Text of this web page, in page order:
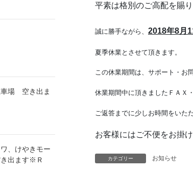
平素は格別のご高配を賜
誠に勝手ながら、 2018年8月
夏季休業とさせて頂きます。
この休業期間は、サポート・お
休業期間中に頂きましたＦＡＸ
ご返答までに少しお時間をいた
お客様にはご不便をお掛
カテゴリー お知らせ
場 空き出ま
、けやきモー
出ます※Ｒ